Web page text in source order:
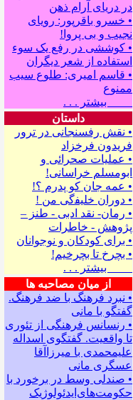
در دریای آرام ذهن
• خسرو باقرپور: ﺭوﻳﺎﻯ
ﻧﺠﻴﺐ ﻭ ﺑﻰ ﭘﺮﻭﺍ!
• کوششی در رفع یک سوء
استفاده از شعر دیگران
• قاسم امیری: طلوع سیب
ممنوع
بیشتر . . .
داستان
• نقش رفسنجانی در ترور
فریدون فرخزاد
• عملیات صحرائی و
ابومسلم خراسانی!
• ﻋﻤﻪ ﺟﺎﻥ ﻛﻮ ﭘﺪﺭﻡ ؟!
• ﺩﻭﺭﺍﻥ ﺧﻠﻴﻔگی ﻣﻦ !
• رمان- نقد ادبی - طنز –
پژوهش - خاطرات
• ﺑﺮﺍﻯ ﻛﻮﺩﻛﺎﻥ ﻭ ﻧﻮﺟﻮﺍﻧﺎﻥ
• بچرخ تا بچرخیم!
بیشتر . . .
از میان مصاحبه ها
• نبرد فرهنگ با ضد فرهنگ.
گفتگو با ﻣﺎﻧﻰ
• رنسانس فرهنگی ‌از تئوری
‌تا واقعیت. گفتگوی اسداله
علیمحمدی با میرزاآقا
عسگری ‌مانی
• صندلی وسط در برخورد با
حکومت‌های‌ایدئولوژیک